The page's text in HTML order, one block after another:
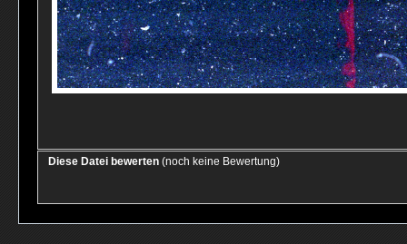
Diese Datei bewerten (noch keine Bewertung)